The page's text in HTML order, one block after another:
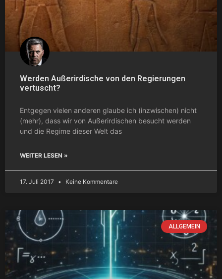
Werden Außerirdische von den Regierungen
vertuscht?
Entgegen vielen anderen glaube ich (inzwischen) nicht
(mehr), dass wir von Außerirdischen besucht werden
und die Regime dieser Welt das
WEITER LESEN »
17. Juli 2017 Keine Kommentare
ALLGEMEIN